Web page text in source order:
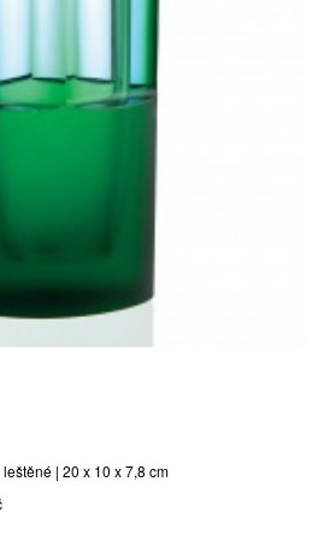
| 20 x 10 x 7,8 cm